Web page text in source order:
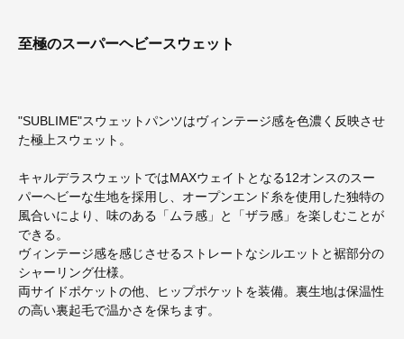
至極のスーパーヘビースウェット
"SUBLIME"スウェットパンツはヴィンテージ感を色濃く反映させ
た極上スウェット。
キャルデラスウェットではMAXウェイトとなる12オンスのスー
パーヘビーな生地を採用し、オープンエンド糸を使用した独特の
風合いにより、味のある「ムラ感」と「ザラ感」を楽しむことが
できる。
ヴィンテージ感を感じさせるストレートなシルエットと裾部分の
シャーリング仕様。
両サイドポケットの他、ヒップポケットを装備。裏生地は保温性
の高い裏起毛で温かさを保ちます。